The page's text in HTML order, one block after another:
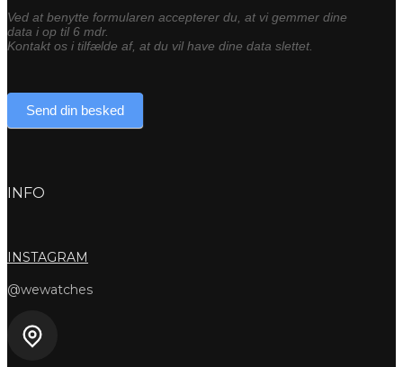
Ved at benytte formularen accepterer du, at vi gemmer dine
data i op til 6 mdr.
Kontakt os i tilfælde af, at du vil have dine data slettet.
Send din besked
INFO
INSTAGRAM
@wewatches